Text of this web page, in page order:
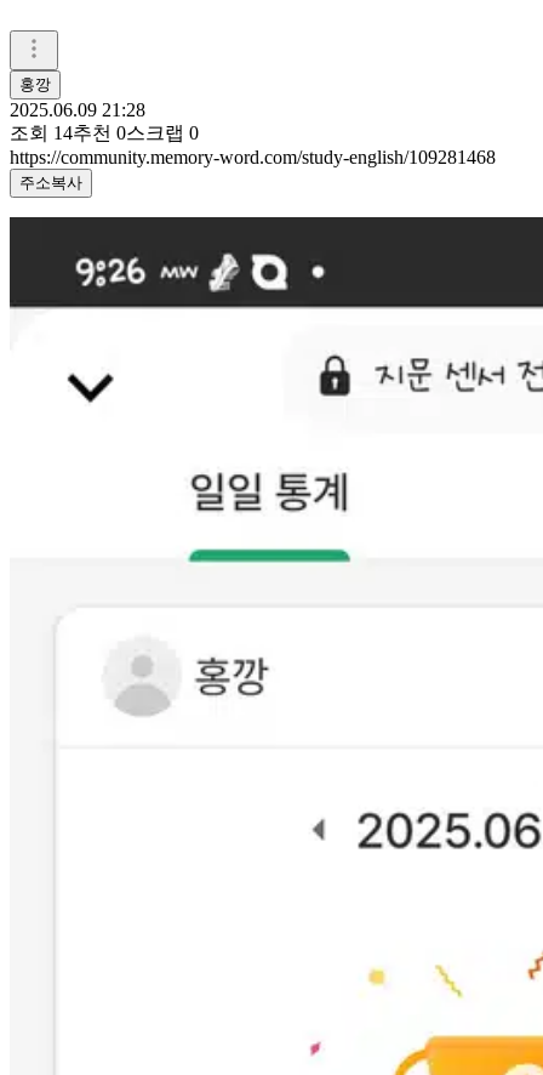
홍깡
2025.06.09 21:28
조회 14추천 0스크랩 0
https://community.memory-word.com/study-english/109281468
주소복사